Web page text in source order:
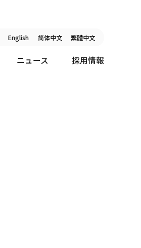
English 简体中文 繁體中文
ニュース 採用情報